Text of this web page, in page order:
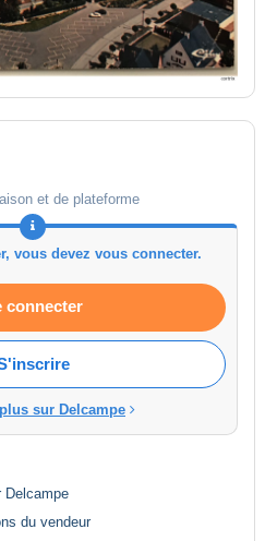
et de plateforme
vous devez vous connecter.
connecter
sur Delcampe
Delcampe
du vendeur